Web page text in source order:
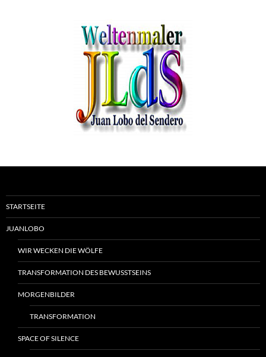
STARTSEITE
JUANLOBO
WIR WECKEN DIE WÖLFE
TRANSFORMATION DES BEWUSSTSEINS
MORGENBILDER
TRANSFORMATION
SPACE OF SILENCE